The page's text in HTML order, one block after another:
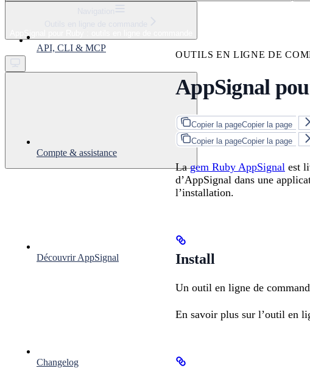
Get started
API, CLI & MCP
Compte & assistance
Découvrir AppSignal
Changelog
OUTILS EN LIGNE DE
AppSignal
Copier la pageCopier la page
Copier la pageCopier la page
Lagem Ruby AppSignal est
d’AppSignal dans une
l’installation.
Install
Un outil en ligne de
En savoir plus sur l’outil en